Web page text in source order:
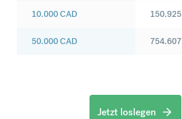
10.000CAD
50.000CAD
150.925
754.607
Jetzt loslegen